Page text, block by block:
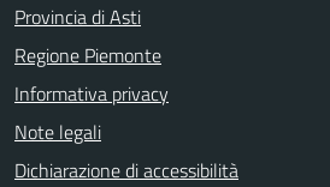
Provincia di Asti
Regione Piemonte
Informativa privacy
Note legali
Dichiarazione di accessibilità